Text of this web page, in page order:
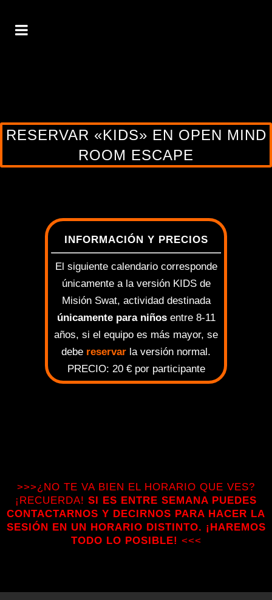
RESERVAR «KIDS» EN OPEN MIND
ROOM ESCAPE
INFORMACIÓN Y PRECIOS
El siguiente calendario corresponde
únicamente a la versión KIDS de
Misión Swat, actividad destinada
únicamente para niñosentre 8-11
años, si el equipo es más mayor, se
debe reservar la versión normal.
PRECIO: 20 € por participante
>>>¿NO TE VA BIEN EL HORARIO QUE VES?
¡RECUERDA! SI ES ENTRE SEMANA PUEDES
CONTACTARNOS Y DECIRNOS PARA HACER LA
SESIÓN EN UN HORARIO DISTINTO. ¡HAREMOS
TODO LO POSIBLE! <<<